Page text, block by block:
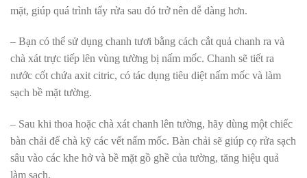
mặt, giúp quá trình tẩy rửa sau đó trở nên dễ dàng hơn.
– Bạn có thể sử dụng chanh tươi bằng cách cắt quả chanh ra và
chà xát trực tiếp lên vùng tường bị nấm mốc. Chanh sẽ tiết ra
nước cốt chứa axit citric, có tác dụng tiêu diệt nấm mốc và làm
sạch bề mặt tường.
– Sau khi thoa hoặc chà xát chanh lên tường, hãy dùng một chiếc
bàn chải để chà kỹ các vết nấm mốc. Bàn chải sẽ giúp cọ rửa sạch
sâu vào các khe hở và bề mặt gồ ghề của tường, tăng hiệu quả
làm sạch.